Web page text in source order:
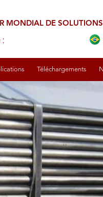
MONDIAL DE
:
Téléchargements